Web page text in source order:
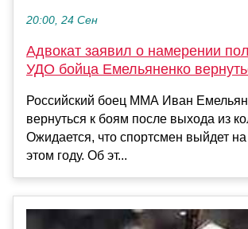
20:00, 24 Сен
Адвокат заявил о намерении
УДО бойца Емельяненко
Российский боец ММА Иван
вернуться к боям после выхода из
Ожидается, что спортсмен выйдет
этом году. Об эт...